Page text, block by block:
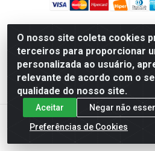
O nosso site coleta cookies
terceiros para proporcionar
personalizada ao usuário,
relevante de acordo com o
qualidade do nosso site.
Aceitar
Negar não
Preferências de Cookies
Rymo Imagem e Produtos
Av. Ajuricaba, 379 -
69065-110 - CNPJ